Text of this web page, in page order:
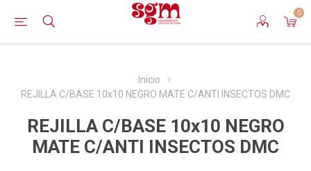
0
Inicio
REJILLA C/BASE 10x10 NEGRO MATE C/ANTI INSECTOS DMC
REJILLA C/BASE 10x10 NEGRO
MATE C/ANTI INSECTOS DMC